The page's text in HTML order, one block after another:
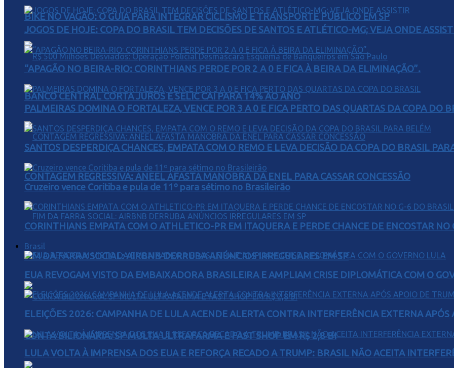
BIKE NO VAGÃO: O GUIA PARA INTEGRAR CICLISMO E TRANSPORTE PÚBLICO EM SP
BANCO CENTRAL CORTA JUROS E SELIC CAI PARA 14% AO ANO
CONTAGEM REGRESSIVA: ANEEL AFASTA MANOBRA DA ENEL PARA CASSAR CONCESSÃO
FIM DA FARRA SOCIAL: AIRBNB DERRUBA ANÚNCIOS IRREGULARES EM SP
CONTA BILIONÁRIA: SP MULTA ULTRAFARMA E FAST SHOP EM R$ 2,8 BI
JOGOS DE HOJE: COPA DO BRASIL TEM DECISÕES DE SANTOS E ATLÉTICO-MG; VEJA ONDE
“APAGÃO NO BEIRA-RIO: CORINTHIANS PERDE POR 2 A 0 E FICA À BEIRA DA ELIMINAÇÃO”.
PALMEIRAS DOMINA O FORTALEZA, VENCE POR 3 A 0 E FICA PERTO DAS QUARTAS DA COPA DO
SANTOS DESPERDIÇA CHANCES, EMPATA COM O REMO E LEVA DECISÃO DA COPA DO BRASIL
Cruzeiro vence Coritiba e pula de 11º para sétimo no Brasileirão
CORINTHIANS EMPATA COM O ATHLETICO-PR EM ITAQUERA E PERDE CHANCE DE ENCOSTAR
Brasil
EUA REVOGAM VISTO DA EMBAIXADORA BRASILEIRA E AMPLIAM CRISE DIPLOMÁTICA COM O
ELEIÇÕES 2026: CAMPANHA DE LULA ACENDE ALERTA CONTRA INTERFERÊNCIA EXTERNA
LULA VOLTA À IMPRENSA DOS EUA E REFORÇA RECADO A TRUMP: BRASIL NÃO ACEITA